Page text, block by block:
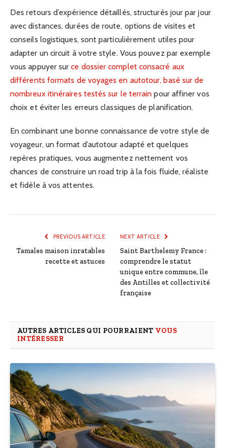
Des retours d’expérience détaillés, structurés jour par jour
avec distances, durées de route, options de visites et
conseils logistiques, sont particulièrement utiles pour
adapter un circuit à votre style. Vous pouvez par exemple
vous appuyer surce dossier complet consacré aux
différents formats de voyages en autotour, basé sur de
nombreux itinéraires testés sur le terrain pour affiner vos
choix et éviter les erreurs classiques de planification.
En combinant une bonne connaissance de votre style de
voyageur, un format d’autotour adapté et quelques
repères pratiques, vous augmentez nettement vos
chances de construire un road trip à la fois fluide, réaliste
et fidèle à vos attentes.
PREVIOUS ARTICLE
Tamales maison inratables
recette et astuces
NEXT ARTICLE
Saint Barthelemy France :
comprendre le statut
unique entre commune, île
des Antilles et collectivité
française
AUTRES ARTICLES QUI POURRAIENT VOUS
INTÉRESSER